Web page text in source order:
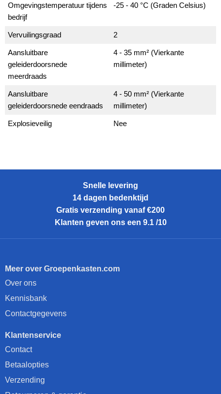
Omgevingstemperatuur tijdens
bedrijf
-25 - 40 °C (Graden Celsius)
Vervuilingsgraad 2
Aansluitbare
geleiderdoorsnede
meerdraads
4 - 35 mm² (Vierkante
millimeter)
Aansluitbare
geleiderdoorsnede eendraads
4 - 50 mm² (Vierkante
millimeter)
Explosieveilig Nee
Snelle levering
14 dagen bedenktijd
Gratis verzending vanaf €200
Klanten geven ons een 9.1 /10
Meer over Groepenkasten.com
Over ons
Kennisbank
Contactgegevens
Klantenservice
Contact
Betaalopties
Verzending